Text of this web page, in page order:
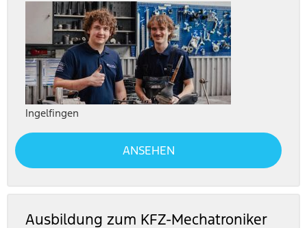
Ingelfingen
ANSEHEN
Ausbildung zum KFZ-Mechatroniker